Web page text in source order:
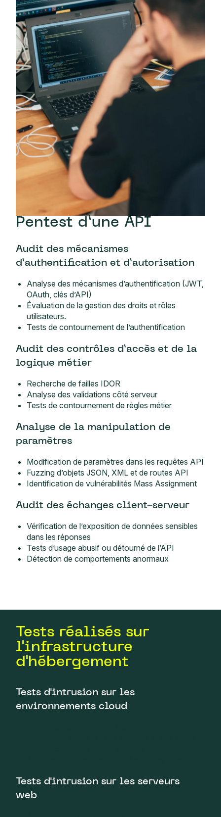
Pentest d’une API
Audit des mécanismes
d’authentification et d’autorisation
Analyse des mécanismes d’authentification (JWT,
OAuth, clés d’API)
Évaluation de la gestion des droits et rôles
utilisateurs.
Tests de contournement de l’authentification
Audit des contrôles d’accès et de la
logique métier
Recherche de failles IDOR
Analyse des validations côté serveur
Tests de contournement de règles métier
Analyse de la manipulation de
paramètres
Modification de paramètres dans les requêtes API
Fuzzing d’objets JSON, XML et de routes API
Identification de vulnérabilités Mass Assignment
Audit des échanges client-serveur
Vérification de l’exposition de données sensibles
dans les réponses
Tests d’usage abusif ou détourné de l’API
Détection de comportements anormaux
Tests réalisés sur
l'infrastructure
d'hébergement
Tests d'intrusion sur les
environnements cloud
Tests d'intrusion sur les serveurs
web